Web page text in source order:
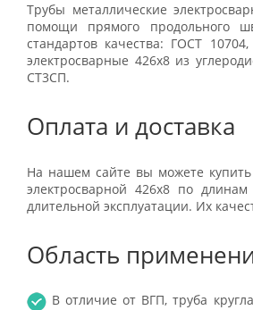
Трубы металлические
помощи прямого продольного
стандартов качества: ГОСТ
электросварные 426x8 из
СТ3СП.
Оплата и доставка
На нашем сайте вы можете
электросварной 426x8 по
длительной эксплуатации. Их
Область
В отличие от ВГП, труба